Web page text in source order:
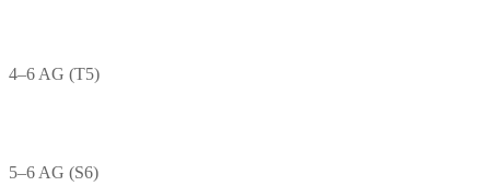
4–6 AG (T5)
5–6 AG (S6)